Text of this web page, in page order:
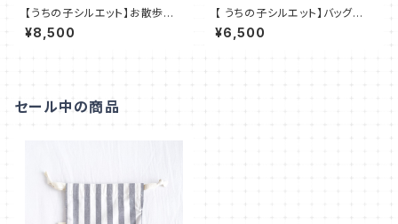
【うちの子シルエット】お散歩バッ
グ ランチバッグ 子供バッグ 小さ
めトート おしゃれ かわいい マグ
¥8,500
【 うちの子シルエット】バッグチャ
ーム キーホルダー【刺繍】UT-S
01
¥6,500
セール中の商品